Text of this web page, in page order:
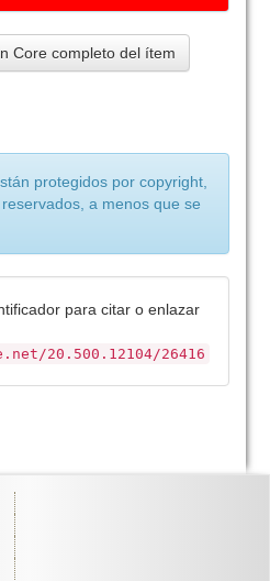
Core completo del ítem
protegidos por copyright,
a menos que se
para citar o enlazar
20.500.12104/26416